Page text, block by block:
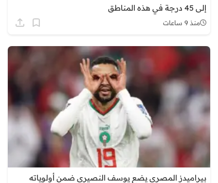
إلى 45 درجة في هذه المناطق
منذ 9 ساعات
بيراميدز المصري يضع يوسف النصيري ضمن أولوياته